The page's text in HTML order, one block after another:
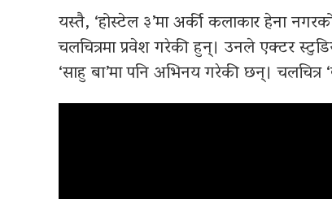
यस्तै, ‘होस्टेल ३’मा अर्की कलाकार हेना
चलचित्रमा प्रवेश गरेकी हुन्। उनले एक्टर
‘साहु बा’मा पनि अभिनय गरेकी छन्।